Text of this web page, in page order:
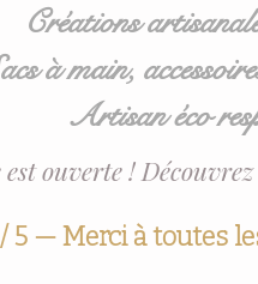
Créations
à main,
Artisan éco
5 — Merci à toutes
ouverte !